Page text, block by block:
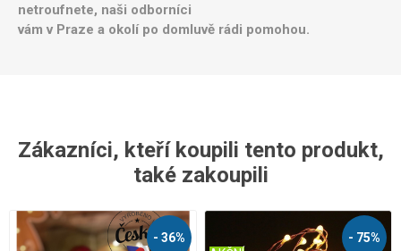
netroufnete, naši odborníci
vám v Praze a okolí po domluvě rádi pomohou.
Zákazníci, kteří koupili tento produkt,
také zakoupili
- 36%
- 75%